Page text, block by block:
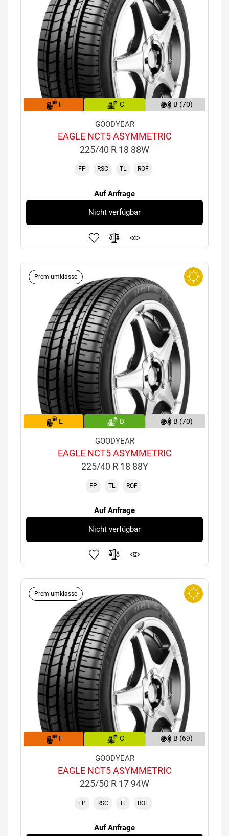
F C B (70)
GOODYEAR
EAGLE NCT5 ASYMMETRIC
225/40 R 18 88W
FP RSC TL ROF
Auf Anfrage
Nicht verfügbar
Premiumklasse
E B B (70)
GOODYEAR
EAGLE NCT5 ASYMMETRIC
225/40 R 18 88Y
FP TL ROF
Auf Anfrage
Nicht verfügbar
Premiumklasse
F C B (69)
GOODYEAR
EAGLE NCT5 ASYMMETRIC
225/50 R 17 94W
FP RSC TL ROF
Auf Anfrage